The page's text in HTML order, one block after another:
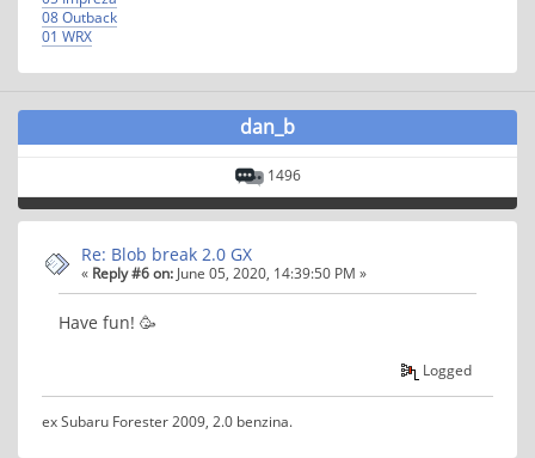
08 Outback
01 WRX
dan_b
1496
Re: Blob break 2.0 GX
« Reply #6 on: June 05, 2020, 14:39:50 PM »
Have fun! 🥳
Logged
ex Subaru Forester 2009, 2.0 benzina.